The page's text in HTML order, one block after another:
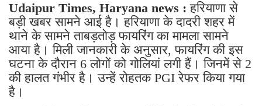
Udaipur Times, Haryana news :हरियाणा से
बड़ी खबर सामने आई है। हरियाणा के दादरी शहर में
थाने के सामने ताबड़तोड़ फायरिंग का मामला सामने
आया है। मिली जानकारी के अनुसार, फायरिंग की इस
घटना के दौरान 6 लोगों को गोलियां लगी हैं। जिनमें से 2
की हालत गंभीर है। उन्हें रोहतक PGI रेफर किया गया
है।